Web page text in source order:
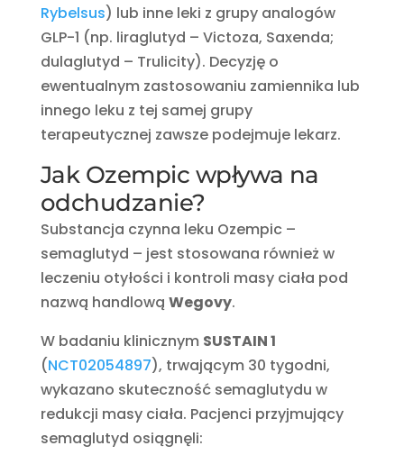
Rybelsus) lub inne leki z grupy analogów
GLP-1 (np. liraglutyd – Victoza, Saxenda;
dulaglutyd – Trulicity). Decyzję o
ewentualnym zastosowaniu zamiennika lub
innego leku z tej samej grupy
terapeutycznej zawsze podejmuje lekarz.
Jak Ozempic wpływa na
odchudzanie?
Substancja czynna leku Ozempic –
semaglutyd – jest stosowana również w
leczeniu otyłości i kontroli masy ciała pod
nazwą handlową Wegovy.
W badaniu klinicznym SUSTAIN 1
(NCT02054897), trwającym 30 tygodni,
wykazano skuteczność semaglutydu w
redukcji masy ciała. Pacjenci przyjmujący
semaglutyd osiągnęli: